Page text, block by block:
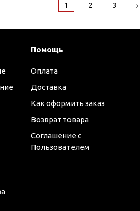
1 2 3
Помощь
Оплата
Доставка
Как оформить заказ
Возврат товара
Соглашение с
Пользователем